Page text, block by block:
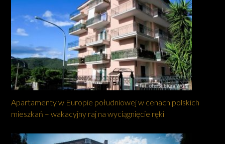
Apartamenty w Europie południowej w cenach polskich
mieszkań – wakacyjny raj na wyciągnięcie ręki